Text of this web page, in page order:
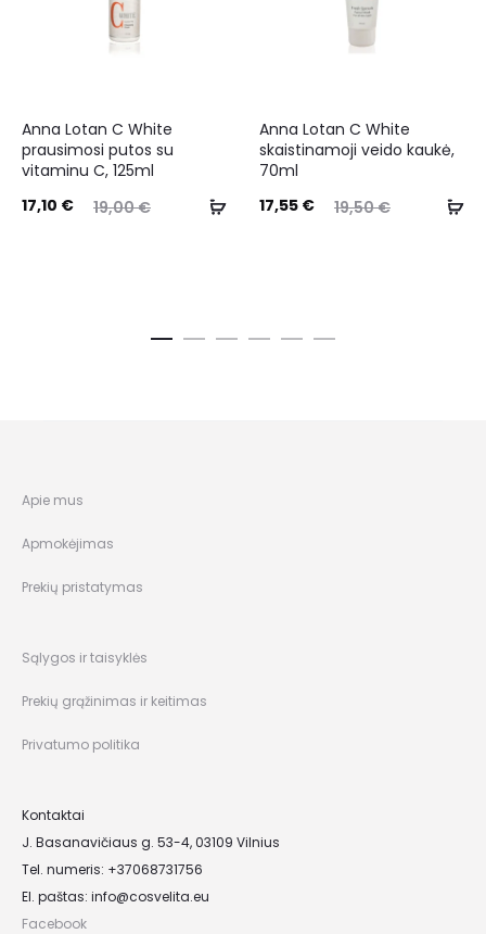
Anna Lotan C White
prausimosi putos su
vitaminu C, 125ml
19,00€
17,10 €
Anna Lotan C White
skaistinamoji veido kaukė,
70ml
19,50€
17,55 €
Apie mus
Apmokėjimas
Prekių pristatymas
Sąlygos ir taisyklės
Prekių grąžinimas ir keitimas
Privatumo politika
Kontaktai
J. Basanavičiaus g. 53-4, 03109 Vilnius
Tel. numeris: +37068731756
El. paštas: info@cosvelita.eu
Facebook